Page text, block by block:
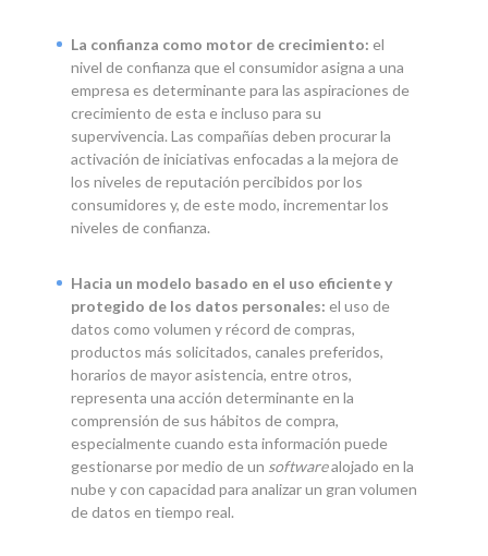
La confianza como motor de crecimiento: el
nivel de confianza que el consumidor asigna a una
empresa es determinante para las aspiraciones de
crecimiento de esta e incluso para su
supervivencia. Las compañías deben procurar la
activación de iniciativas enfocadas a la mejora de
los niveles de reputación percibidos por los
consumidores y, de este modo, incrementar los
niveles de confianza.
Hacia un modelo basado en el uso eficiente y
protegido de los datos personales: el uso de
datos como volumen y récord de compras,
productos más solicitados, canales preferidos,
horarios de mayor asistencia, entre otros,
representa una acción determinante en la
comprensión de sus hábitos de compra,
especialmente cuando esta información puede
gestionarse por medio de un softwarealojado en la
nube y con capacidad para analizar un gran volumen
de datos en tiempo real.